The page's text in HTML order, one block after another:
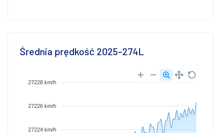
Średnia prędkość 2025-274L
27228 km/h
27226 km/h
27224 km/h